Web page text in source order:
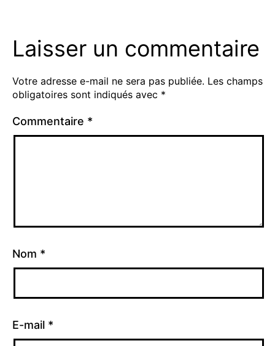
Laisser un commentaire
Votre adresse e-mail ne sera pas publiée. Les champs
obligatoires sont indiqués avec *
Commentaire *
Nom *
E-mail *